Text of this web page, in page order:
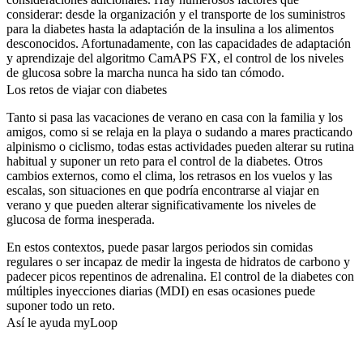
considerar: desde la organización y el transporte de los suministros
para la diabetes hasta la adaptación de la insulina a los alimentos
desconocidos. Afortunadamente, con las capacidades de adaptación
y aprendizaje del algoritmo CamAPS FX, el control de los niveles
de glucosa sobre la marcha nunca ha sido tan cómodo.
Los retos de viajar con diabetes
Tanto si pasa las vacaciones de verano en casa con la familia y los
amigos, como si se relaja en la playa o sudando a mares practicando
alpinismo o ciclismo, todas estas actividades pueden alterar su rutina
habitual y suponer un reto para el control de la diabetes. Otros
cambios externos, como el clima, los retrasos en los vuelos y las
escalas, son situaciones en que podría encontrarse al viajar en
verano y que pueden alterar significativamente los niveles de
glucosa de forma inesperada.
En estos contextos, puede pasar largos periodos sin comidas
regulares o ser incapaz de medir la ingesta de hidratos de carbono y
padecer picos repentinos de adrenalina. El control de la diabetes con
múltiples inyecciones diarias (MDI) en esas ocasiones puede
suponer todo un reto.
Así le ayuda myLoop